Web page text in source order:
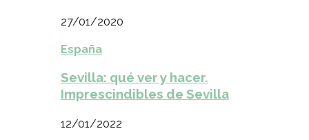
27/01/2020
España
Sevilla: qué ver y hacer.
Imprescindibles de Sevilla
12/01/2022